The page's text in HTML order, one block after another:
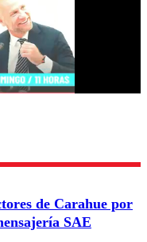
Enviar comentario
de Carahue por
SAE